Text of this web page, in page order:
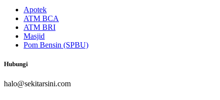
Apotek
ATM BCA
ATM BRI
Masjid
Pom Bensin (SPBU)
Hubungi
halo@sekitarsini.com